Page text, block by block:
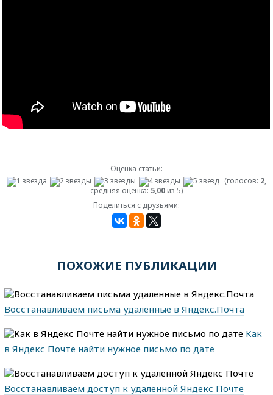
Оценка статьи:
(голосов: 2,
средняя оценка: 5,00 из 5)
Поделиться с друзьями:
ПОХОЖИЕ ПУБЛИКАЦИИ
Восстанавливаем письма удаленные в Яндекс.Почта
Как
в Яндекс Почте найти нужное письмо по дате
Восстанавливаем доступ к удаленной Яндекс Почте